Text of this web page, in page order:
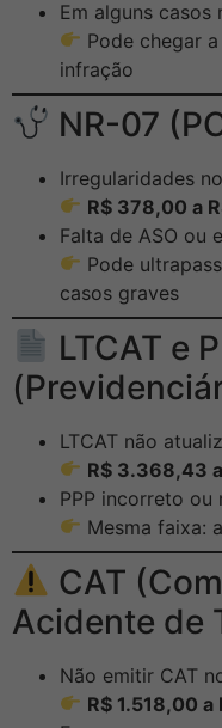
Em alguns casos
Pode chegar
infração
NR-07
Irregularidades
R$ 378,00 a
Falta de ASO ou
Pode
casos graves
LTCAT e
LTCAT não
R$ 3.368,43
PPP incorreto ou
Mesma faixa:
CAT
Acidente de
Não emitir CAT
R$ 1.518,00